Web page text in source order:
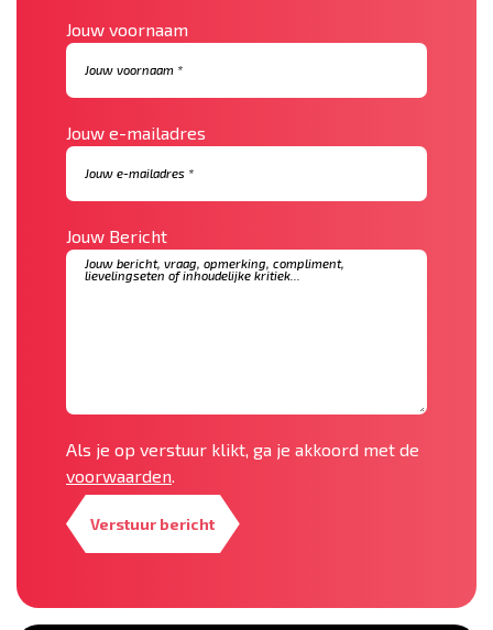
Jouw voornaam
Jouw e-mailadres
Jouw Bericht
Als je op verstuur klikt, ga je akkoord met de
voorwaarden
Verstuur bericht